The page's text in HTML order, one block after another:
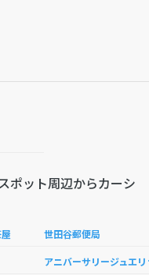
ポット周辺からカーシ
世田谷郵便局
ニ